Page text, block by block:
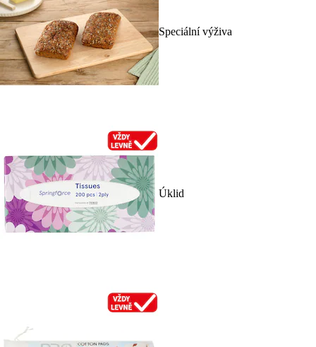
Speciální výživa
Úklid